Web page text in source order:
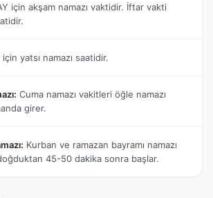
için akşam namazı vaktidir. İftar vakti
için yatsı namazı saatidir.
Cuma namazı vakitleri öğle namazı
girer.
Kurban ve ramazan bayramı namazı
45-50 dakika sonra başlar.